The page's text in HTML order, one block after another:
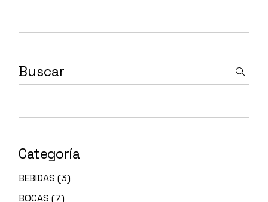
Categoría
BEBIDAS (3)
BOCAS (7)